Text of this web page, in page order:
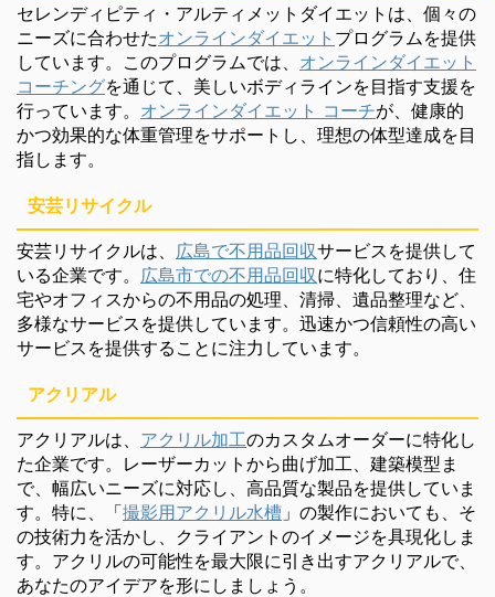
セレンディピティ・アルティメットダイエットは、個々の
ニーズに合わせたオンラインダイエット プログラムを提供
しています。このプログラムでは、 オンラインダイエット
コーチングを通じて、美しいボディラインを目指す支援を
行っています。 オンラインダイエット コーチが、健康的
かつ効果的な体重管理をサポートし、理想の体型達成を目
指します。
安芸リサイクル
安芸リサイクルは、 広島で不用品回収サービスを提供して
いる企業です。 広島市での不用品回収に特化しており、住
宅やオフィスからの不用品の処理、清掃、遺品整理など、
多様なサービスを提供しています。迅速かつ信頼性の高い
サービスを提供することに注力しています。
アクリアル
アクリアルは、 アクリル加工のカスタムオーダーに特化し
た企業です。レーザーカットから曲げ加工、建築模型ま
で、幅広いニーズに対応し、高品質な製品を提供していま
す。特に、「撮影用アクリル水槽 」の製作においても、そ
の技術力を活かし、クライアントのイメージを具現化しま
す。アクリルの可能性を最大限に引き出すアクリアルで、
あなたのアイデアを形にしましょう。